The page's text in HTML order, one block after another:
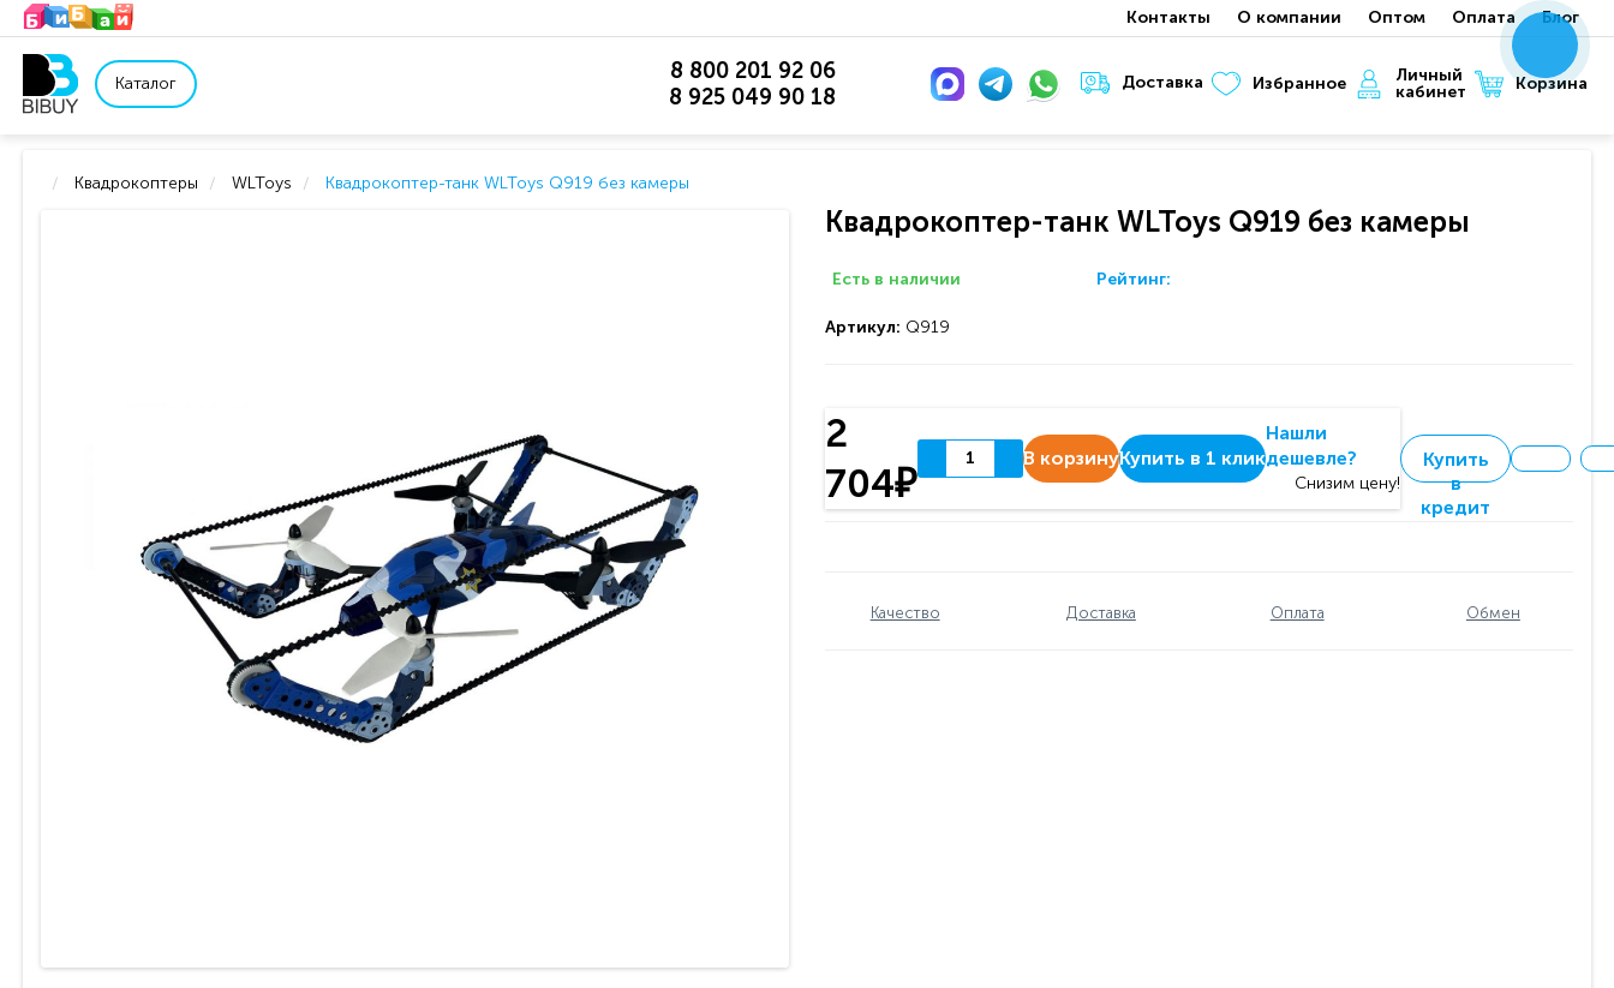
Контакты О компании Оптом Оплата Блог
Каталог
8 800 201 92 06
8 925 049 90 18
Доставка Избранное
Личный
кабинет
Корзина
Квадрокоптеры WLToys Квадрокоптер-танк WLToys Q919 без камеры
Квадрокоптер-танк WLToys Q919 без камеры
Есть в наличии Рейтинг:
Артикул: Q919
2
704₽
В корзинуКупить в 1 клик
Нашли
дешевле?
Снизим цену!
Купить
в
кредит
Качество Доставка Оплата Обмен
xxx